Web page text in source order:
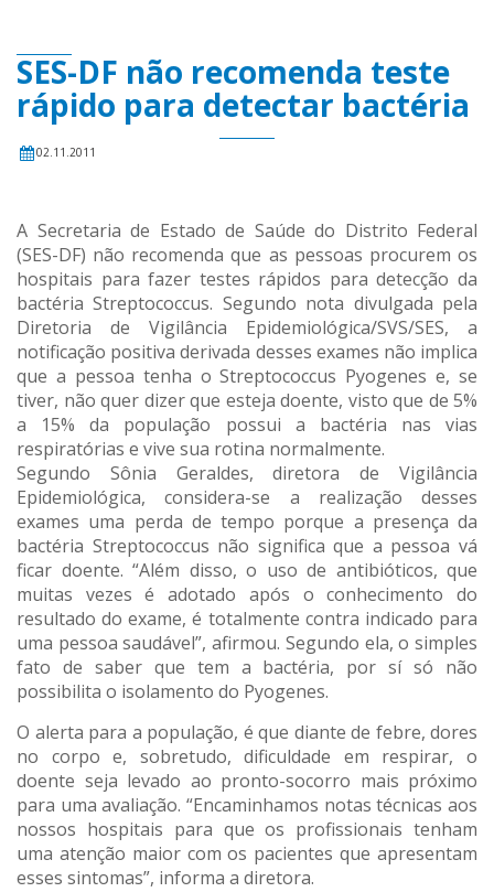
SES-DF não recomenda teste
rápido para detectar bactéria
02.11.2011
A Secretaria de Estado de Saúde do Distrito Federal
(SES-DF) não recomenda que as pessoas procurem os
hospitais para fazer testes rápidos para detecção da
bactéria Streptococcus. Segundo nota divulgada pela
Diretoria de Vigilância Epidemiológica/SVS/SES, a
notificação positiva derivada desses exames não implica
que a pessoa tenha o Streptococcus Pyogenes e, se
tiver, não quer dizer que esteja doente, visto que de 5%
a 15% da população possui a bactéria nas vias
respiratórias e vive sua rotina normalmente.
Segundo Sônia Geraldes, diretora de Vigilância
Epidemiológica, considera-se a realização desses
exames uma perda de tempo porque a presença da
bactéria Streptococcus não significa que a pessoa vá
ficar doente. “Além disso, o uso de antibióticos, que
muitas vezes é adotado após o conhecimento do
resultado do exame, é totalmente contra indicado para
uma pessoa saudável”, afirmou. Segundo ela, o simples
fato de saber que tem a bactéria, por sí só não
possibilita o isolamento do Pyogenes.
O alerta para a população, é que diante de febre, dores
no corpo e, sobretudo, dificuldade em respirar, o
doente seja levado ao pronto-socorro mais próximo
para uma avaliação. “Encaminhamos notas técnicas aos
nossos hospitais para que os profissionais tenham
uma atenção maior com os pacientes que apresentam
esses sintomas”, informa a diretora.